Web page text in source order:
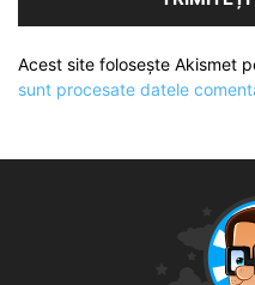
Acest site folosește Akismet
sunt procesate datele